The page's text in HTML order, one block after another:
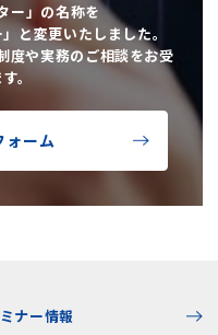
ー」の名称を
と変更いたしました。
度や実務のご相談をお受
。​
ォーム
ナー情報